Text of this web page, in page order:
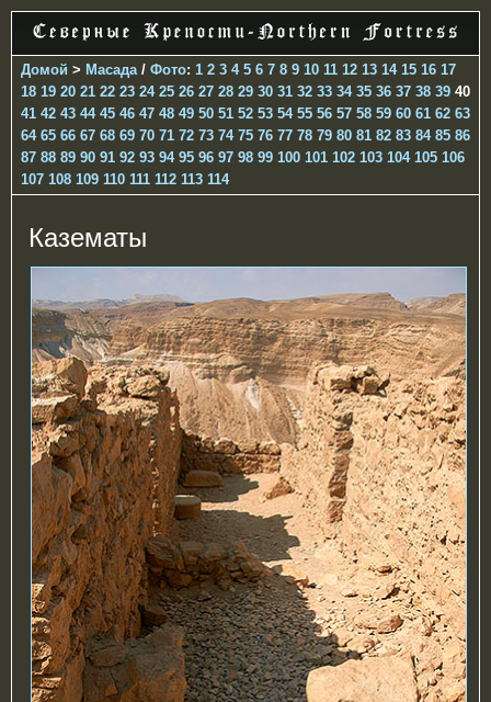
Домой > Масада / Фото: 1 2 3 4 5 6 7 8 9 10 11 12 13 14 15 16 17
18 19 20 21 22 23 24 25 26 27 28 29 30 31 32 33 34 35 36 37 38 39 40
41 42 43 44 45 46 47 48 49 50 51 52 53 54 55 56 57 58 59 60 61 62 63
64 65 66 67 68 69 70 71 72 73 74 75 76 77 78 79 80 81 82 83 84 85 86
87 88 89 90 91 92 93 94 95 96 97 98 99 100 101 102 103 104 105 106
107 108 109 110 111 112 113 114
Казематы